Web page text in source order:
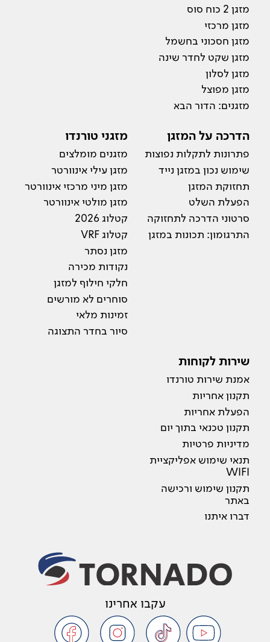
מזגן 2 כוח סוס
מזגן מרכזי
מזגן חסכוני בחשמל
מזגן שקט לחדר שינה
מזגן לסלון
מזגן מפוצל
מזגנים: הדור הבא
הדרכה על המזגן
פתרונות לתקלות נפוצות
שימוש נכון במזגן נייד
תחזוקת המזגן
הפעלת השלט
סרטוני הדרכה לתחזוקה
התרגומון: תכונות במזגן
מזגני טורנדו
מזגנים מומלצים
מזגן עילי אינוורטר
מזגן מיני מרכזי אינוורטר
מזגן מולטי אינוורטר
קטלוג 2026
קטלוג VRF
מזגן נסתר
נקודות מכירה
חלקי חילוף למזגן
סוחרים לא מורשים
זמינות מלאי
סיור בחדר התצוגה
שירות לקוחות
אמנת שירות טורנדו
תקנון אחריות
הפעלת אחריות
תקנון טכנאי בתוך יום
מדיניות פרטיות
תנאי שימוש אפליקציית
WIFI
תקנון שימוש ורכישה
באתר
דברו איתנו
עקבו אחרינו